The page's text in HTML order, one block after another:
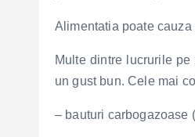
Alimentatia poate
Multe dintre lucrurile
un gust bun. Cele mai
– bauturi carbogazoase